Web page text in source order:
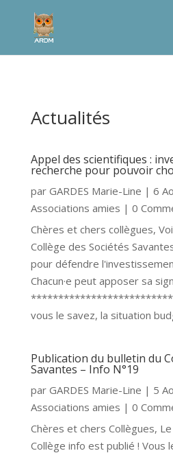
Actualités
Appel des scientifiques :
recherche pour pouvoir
par GARDES Marie-Line | 6
Associations amies | 0
Chères et chers collègues,
Collège des Sociétés
pour défendre
Chacun·e peut apposer sa
vous le savez, la situation
Publication du bulletin du
Savantes – Info N°19
par GARDES Marie-Line | 5
Associations amies | 0
Chères et chers Collègues,
Collège info est publié ! Vous